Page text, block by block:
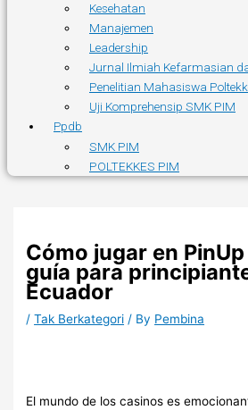
Kesehatan
Manajemen
Leadership
Jurnal Ilmiah Kefarmasian
Penelitian Mahasiswa
Uji Komprehensip SMK PIM
Ppdb
SMK PIM
POLTEKKES PIM
Cómo jugar en
guía para
Ecuador
/Tak Berkategori / By Pembina
El mundo de los casinos es